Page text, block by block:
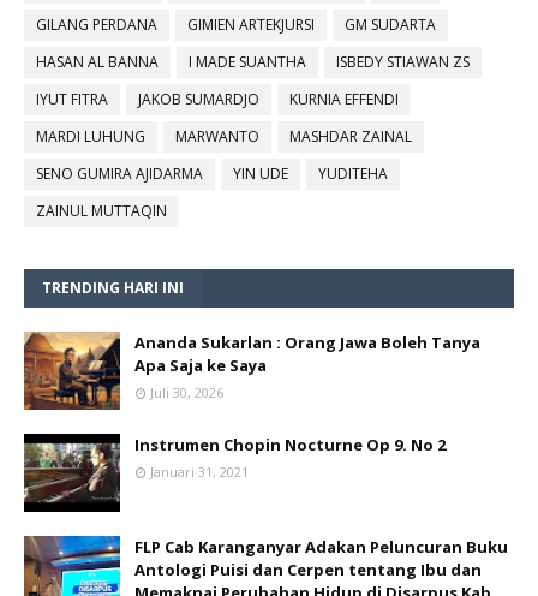
GILANG PERDANA
GIMIEN ARTEKJURSI
GM SUDARTA
HASAN AL BANNA
I MADE SUANTHA
ISBEDY STIAWAN ZS
IYUT FITRA
JAKOB SUMARDJO
KURNIA EFFENDI
MARDI LUHUNG
MARWANTO
MASHDAR ZAINAL
SENO GUMIRA AJIDARMA
YIN UDE
YUDITEHA
ZAINUL MUTTAQIN
TRENDING HARI INI
Ananda Sukarlan : Orang Jawa Boleh Tanya
Apa Saja ke Saya
Juli 30, 2026
Instrumen Chopin Nocturne Op 9. No 2
Januari 31, 2021
FLP Cab Karanganyar Adakan Peluncuran Buku
Antologi Puisi dan Cerpen tentang Ibu dan